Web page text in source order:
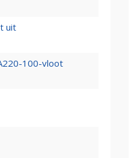
uit
100-vloot